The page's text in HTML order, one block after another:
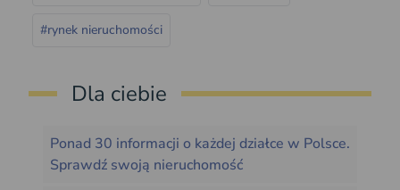
#rynek nieruchomości
Dla ciebie
Ponad 30 informacji o każdej działce w Polsce.
Sprawdź swoją nieruchomość